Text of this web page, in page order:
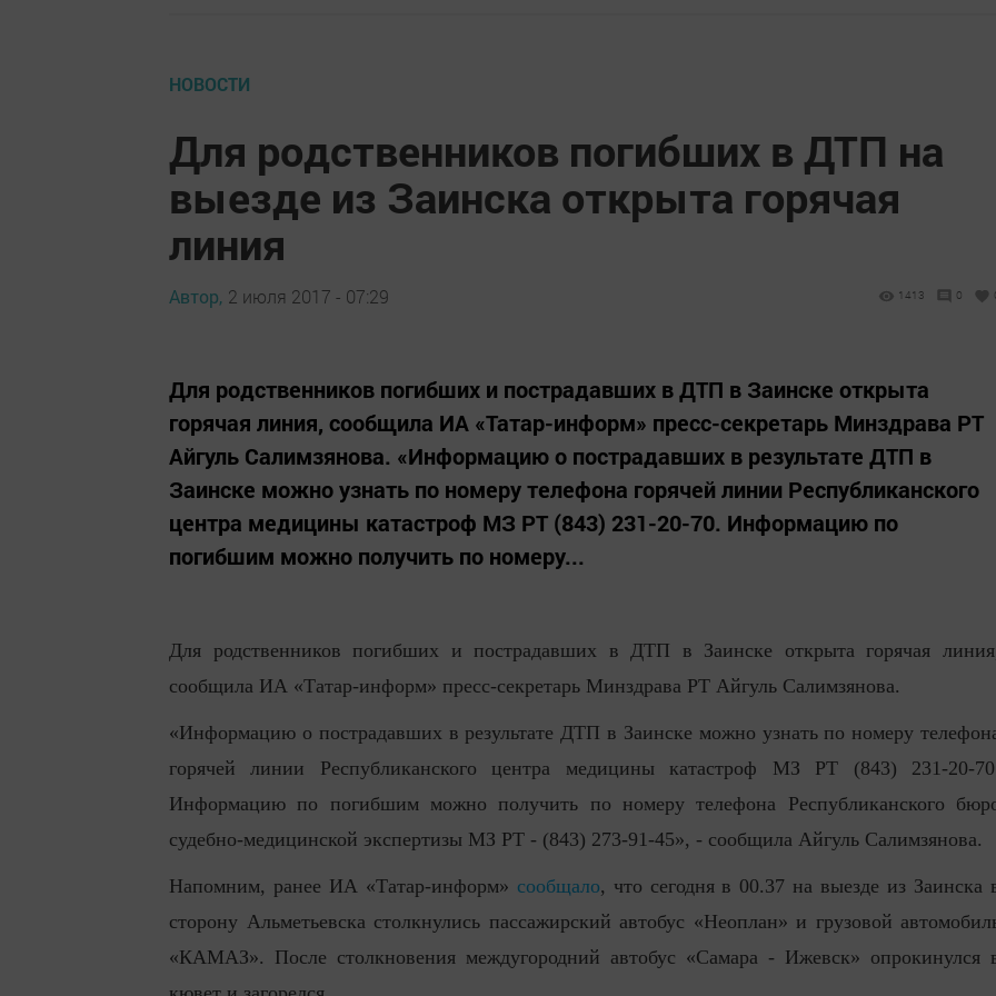
НОВОСТИ
Для родственников погибших в ДТП на
выезде из Заинска открыта горячая
линия
Автор, 2 июля 2017 - 07:29 1413 0
Для родственников погибших и пострадавших в ДТП в Заинске открыта
горячая линия, сообщила ИА «Татар-информ» пресс-секретарь Минздрава РТ
Айгуль Салимзянова. «Информацию о пострадавших в результате ДТП в
Заинске можно узнать по номеру телефона горячей линии Республиканского
центра медицины катастроф МЗ РТ (843) 231-20-70. Информацию по
погибшим можно получить по номеру...
Для родственников погибших и пострадавших в ДТП в Заинске открыта горячая
сообщила ИА «Татар-информ» пресс-секретарь Минздрава РТ Айгуль Салимзянова.
«Информацию о пострадавших в результате ДТП в Заинске можно узнать по номеру
горячей линии Республиканского центра медицины катастроф МЗ РТ (843) 231-20-
Информацию по погибшим можно получить по номеру телефона Республиканского
судебно-медицинской экспертизы МЗ РТ - (843) 273-91-45», - сообщила Айгуль Салимзянова.
Напомним, ранее ИА «Татар-информ» сообщало, что сегодня в 00.37 на выезде из Заинска
сторону Альметьевска столкнулись пассажирский автобус «Неоплан» и грузовой
«КАМАЗ». После столкновения междугородний автобус «Самара - Ижевск» опрокинулся